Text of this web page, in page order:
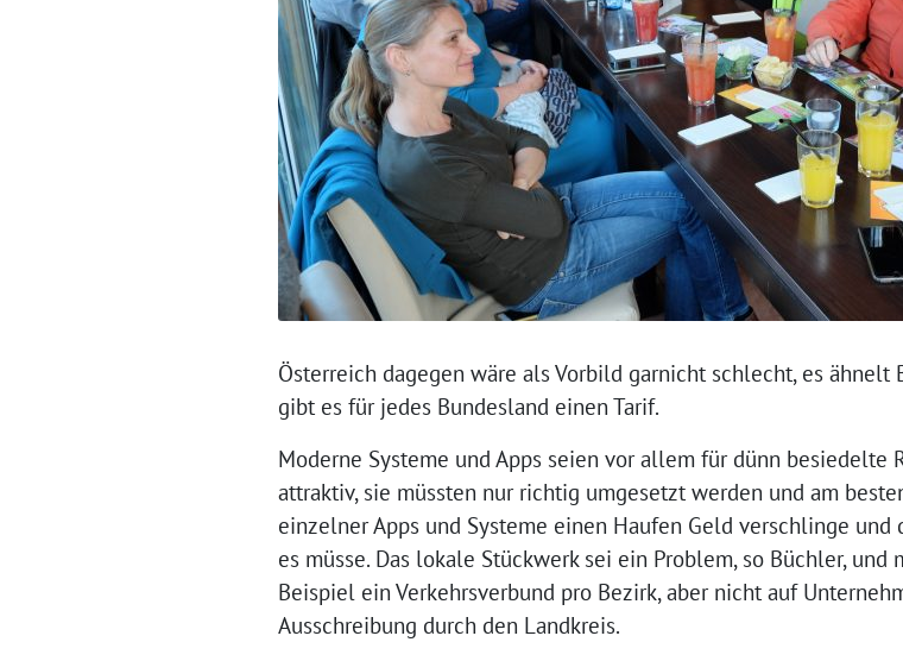
Österreich dagegen wäre als Vorbild garnicht schlecht, es
gibt es für jedes Bundesland einen Tarif.
Moderne Systeme und Apps seien vor allem für dünn besiedelte
attraktiv, sie müssten nur richtig umgesetzt werden und am
einzelner Apps und Systeme einen Haufen Geld verschlinge
es müsse. Das lokale Stückwerk sei ein Problem, so Büchler,
Beispiel ein Verkehrsverbund pro Bezirk, aber nicht auf
Ausschreibung durch den Landkreis.